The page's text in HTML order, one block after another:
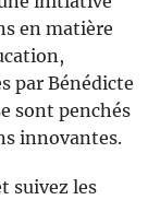
en matière
par Bénédicte
sont penchés
innovantes.
suivez les